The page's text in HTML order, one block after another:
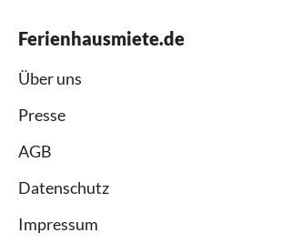
Ferienhausmiete.de
Über uns
Presse
AGB
Datenschutz
Impressum